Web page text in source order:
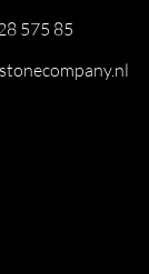
575 85